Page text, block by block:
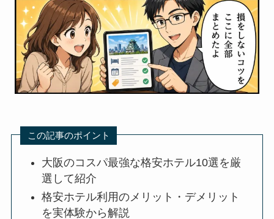
この記事のポイント
大阪のコスパ最強な格安ホテル10選を厳
選して紹介
格安ホテル利用のメリット・デメリット
を実体験から解説